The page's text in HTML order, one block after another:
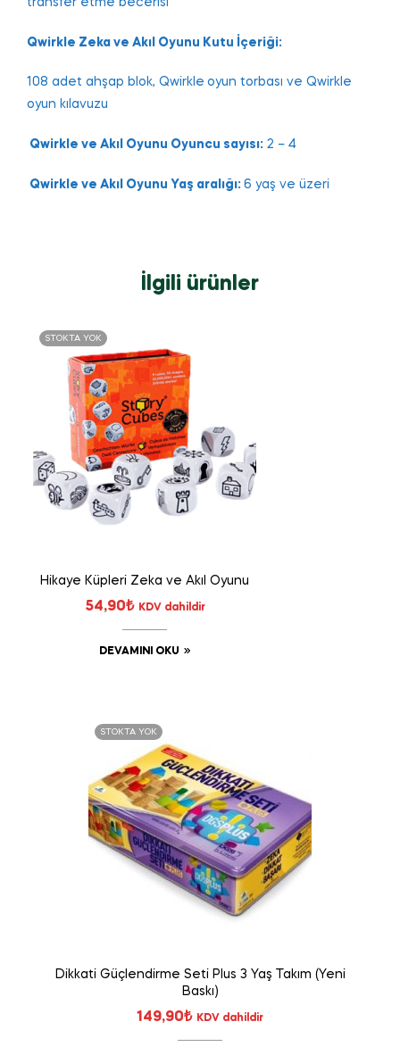
Qwirkle Zeka ve Akıl Oyunu Kutu İçeriği:
108 adet ahşap blok, Qwirkle oyun torbası ve Qwirkle
oyun kılavuzu
Qwirkle ve Akıl Oyunu Oyuncu sayısı: 2 – 4
Qwirkle ve Akıl Oyunu Yaş aralığı: 6 yaş ve üzeri
İlgili ürünler
STOKTA YOK
Hikaye Küpleri Zeka ve Akıl Oyunu
54,90₺ KDV dahildir
DEVAMINI OKU
STOKTA YOK
Dikkati Güçlendirme Seti Plus 3 Yaş Takım (Yeni
Baskı)
149,90₺ KDV dahildir